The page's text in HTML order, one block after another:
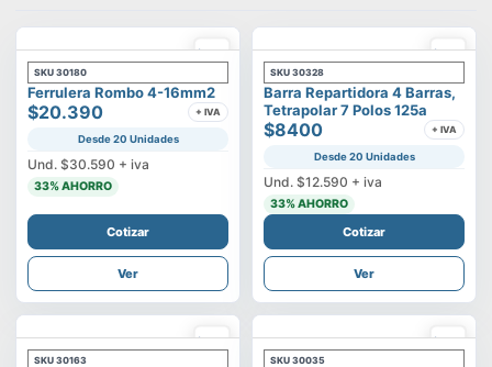
SKU 30180
Ferrulera Rombo 4-16mm2
$20.390 + IVA
Desde 20 Unidades
Und. $30.590 + iva
33% AHORRO
Cotizar
Ver
SKU 30328
Barra Repartidora 4 Barras,
Tetrapolar 7 Polos 125a
$8400 + IVA
Desde 20 Unidades
Und. $12.590 + iva
33% AHORRO
Cotizar
Ver
SKU 30163 SKU 30035